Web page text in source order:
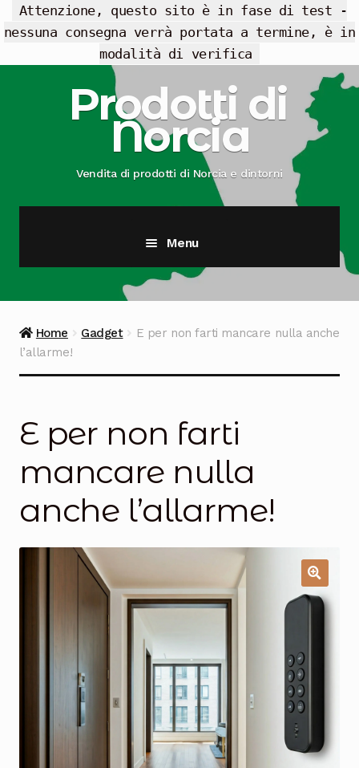
Attenzione, questo sito è in fase di test -
nessuna consegna verrà portata a termine, è in
modalità di verifica
navigazione
contenutoProdotti di
Norcia
Vendita di prodotti di Norcia e dintorni
Menu
Salumi
Formaggi
Legumi
Salse e condimenti
Marmellate
Cioccolata
Home Gadget
E per non farti mancare nulla anche
l’allarme!
E per non farti
mancare nulla
anche l’allarme!